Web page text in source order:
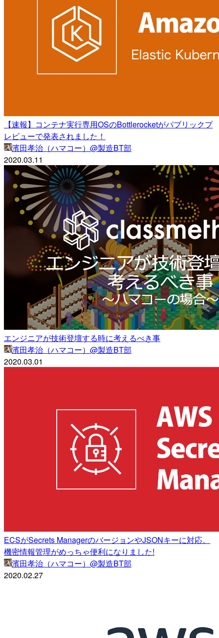
【速報】コンテナ実行専用OSのBottlerocketがパブリックプ
レビューで発表されました！
濱田孝治（ハマコー）@製造BT部
2020.03.11
エンジニアが技術登壇する時に考えるべき事
濱田孝治（ハマコー）@製造BT部
2020.03.01
ECSがSecrets ManagerのバージョンやJSONキーに対応。
機密情報管理がめっちゃ便利になりました!
濱田孝治（ハマコー）@製造BT部
2020.02.27